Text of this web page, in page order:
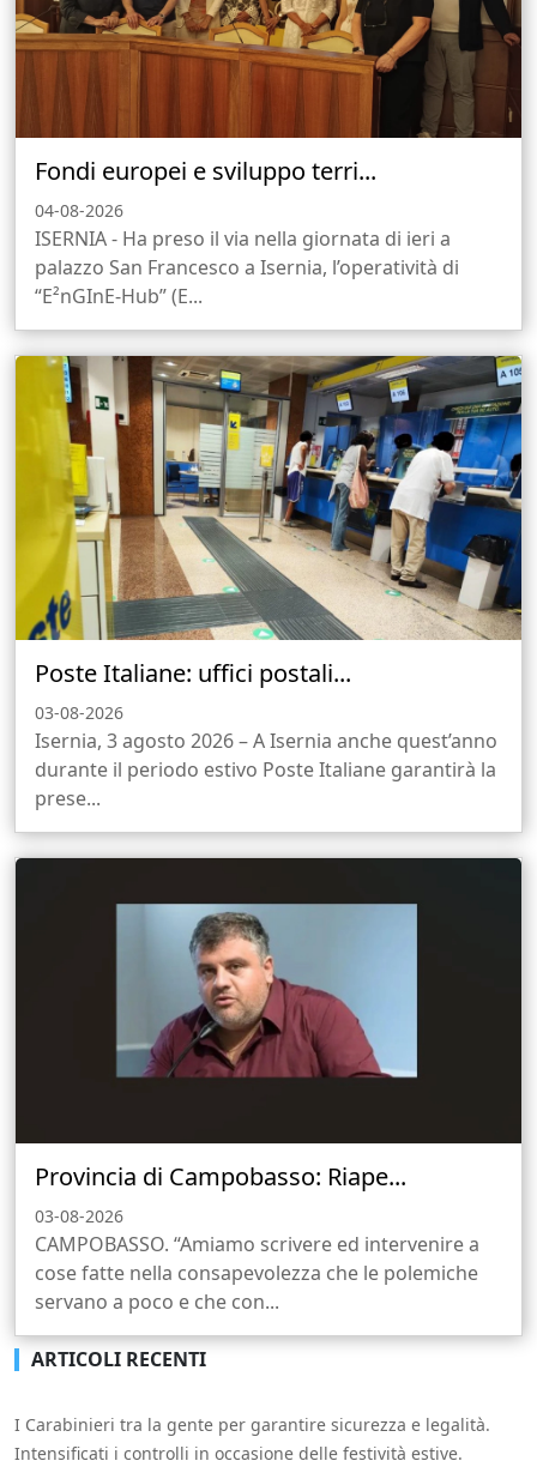
Fondi europei e sviluppo terri...
04-08-2026
ISERNIA - Ha preso il via nella giornata di ieri a
palazzo San Francesco a Isernia, l’operatività di
“E²nGInE-Hub” (E...
Poste Italiane: uffici postali...
03-08-2026
Isernia, 3 agosto 2026 – A Isernia anche quest’anno
durante il periodo estivo Poste Italiane garantirà la
prese...
Provincia di Campobasso: Riape...
03-08-2026
CAMPOBASSO. “Amiamo scrivere ed intervenire a
cose fatte nella consapevolezza che le polemiche
servano a poco e che con...
ARTICOLI RECENTI
I Carabinieri tra la gente per garantire sicurezza e legalità.
Intensificati i controlli in occasione delle festività estive.